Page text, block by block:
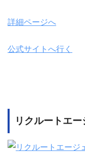
詳細ページへ
公式サイトへ行く
リクルートエー